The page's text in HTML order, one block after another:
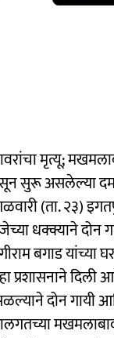
मृत्यू;
सुरू असलेल्या
(ता. २३)
धक्क्याने दोन
बगाड यांच्या
प्रशासनाने
दोन गायी